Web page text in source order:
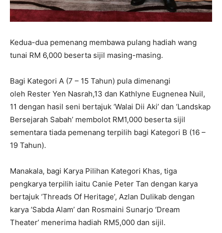
Kedua-dua pemenang membawa pulang hadiah wang
tunai RM 6,000 beserta sijil masing-masing.
Bagi Kategori A (7 – 15 Tahun) pula dimenangi
oleh Rester Yen Nasrah,13 dan Kathlyne Eugnenea Nuil,
11 dengan hasil seni bertajuk ‘Walai Dii Aki’ dan ‘Landskap
Bersejarah Sabah’ membolot RM1,000 beserta sijil
sementara tiada pemenang terpilih bagi Kategori B (16 –
19 Tahun).
Manakala, bagi Karya Pilihan Kategori Khas, tiga
pengkarya terpilih iaitu Canie Peter Tan dengan karya
bertajuk ‘Threads Of Heritage’, Azlan Dulikab dengan
karya ‘Sabda Alam’ dan Rosmaini Sunarjo ‘Dream
Theater’ menerima hadiah RM5,000 dan sijil.